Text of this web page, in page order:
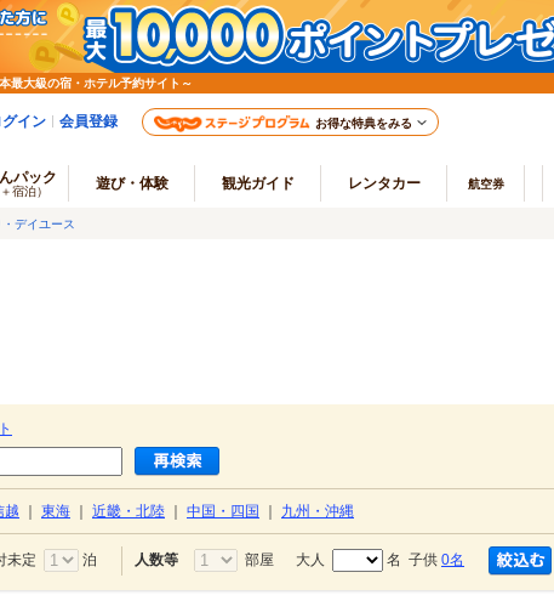
大級の宿・ホテル予約サイト～
グイン 会員登録 お得な特典をみる
パック
宿泊） 遊び・体験 観光ガイド レンタカー 航空券
デイユース
越 東海 近畿・北陸 中国・四国 九州・沖縄
未定 泊 人数等 部屋 大人 名 子供 0名